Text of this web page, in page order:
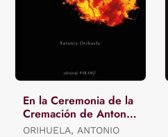
En la Ceremonia de la
Cremación de Antonio
Orihuela
ORIHUELA, ANTONIO